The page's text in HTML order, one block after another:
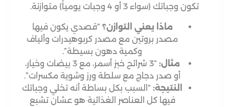
تكون وجباتك (سواء 3 أو 4 وجبات يومياً) متوازنة.
ماذا يعني التوازن؟ “قصدي يكون فيها
مصدر بروتين مع مصدر كربوهيدرات وألياف
وكمية دهون بسيطة”.
مثال:
“3 شرائح خبز أسمر، مع 3 بيضات وخيار،
أو صدر دجاج مع سلطة ورز وشوية مكسرات”.
النتيجة: “السبب بكل بساطة أنه تخلي وجباتك
فيها كل العناصر الغذائية هو عشان تشبع